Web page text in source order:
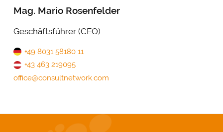
Mag. Mario Rosenfelder
Geschäftsführer (CEO)
+49 8031 58180 11
+43 463 219095
office@consultnetwork.com